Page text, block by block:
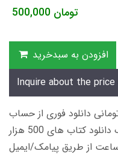
500,000 تومان
افزودن به سبدخرید
Inquire about the
کتاب های 600 هزار تومانی دانلود فوری از حساب
کاربری می باشد، و زمان تحویل لینک دانلود کتاب های 500 هزار